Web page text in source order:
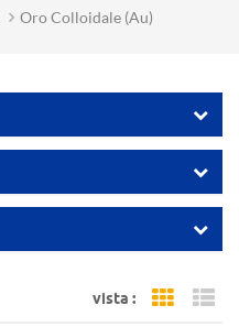
Oro Colloidale (au)
vista : Grid